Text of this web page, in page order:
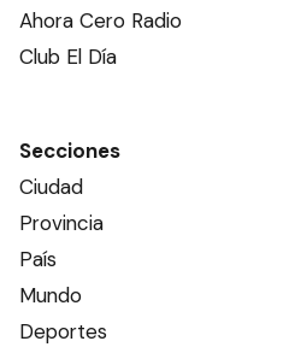
Ahora Cero Radio
Club El Día
Secciones
Ciudad
Provincia
País
Mundo
Deportes